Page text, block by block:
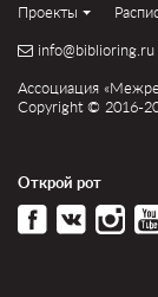
Проекты
info@biblioring.ru
Ассоциация
Copyright © 2016-
Открой рот